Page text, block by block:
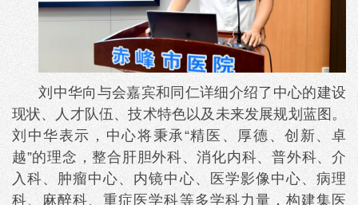
刘中华向与会嘉宾和同仁详细介绍了中心的建设
现状、人才队伍、技术特色以及未来发展规划蓝图。
刘中华表示，中心将秉承“精医、厚德、创新、卓
越”的理念，整合肝胆外科、消化内科、普外科、介
入科、肿瘤中心、内镜中心、医学影像中心、病理
科、麻醉科、重症医学科等多学科力量，构建集医